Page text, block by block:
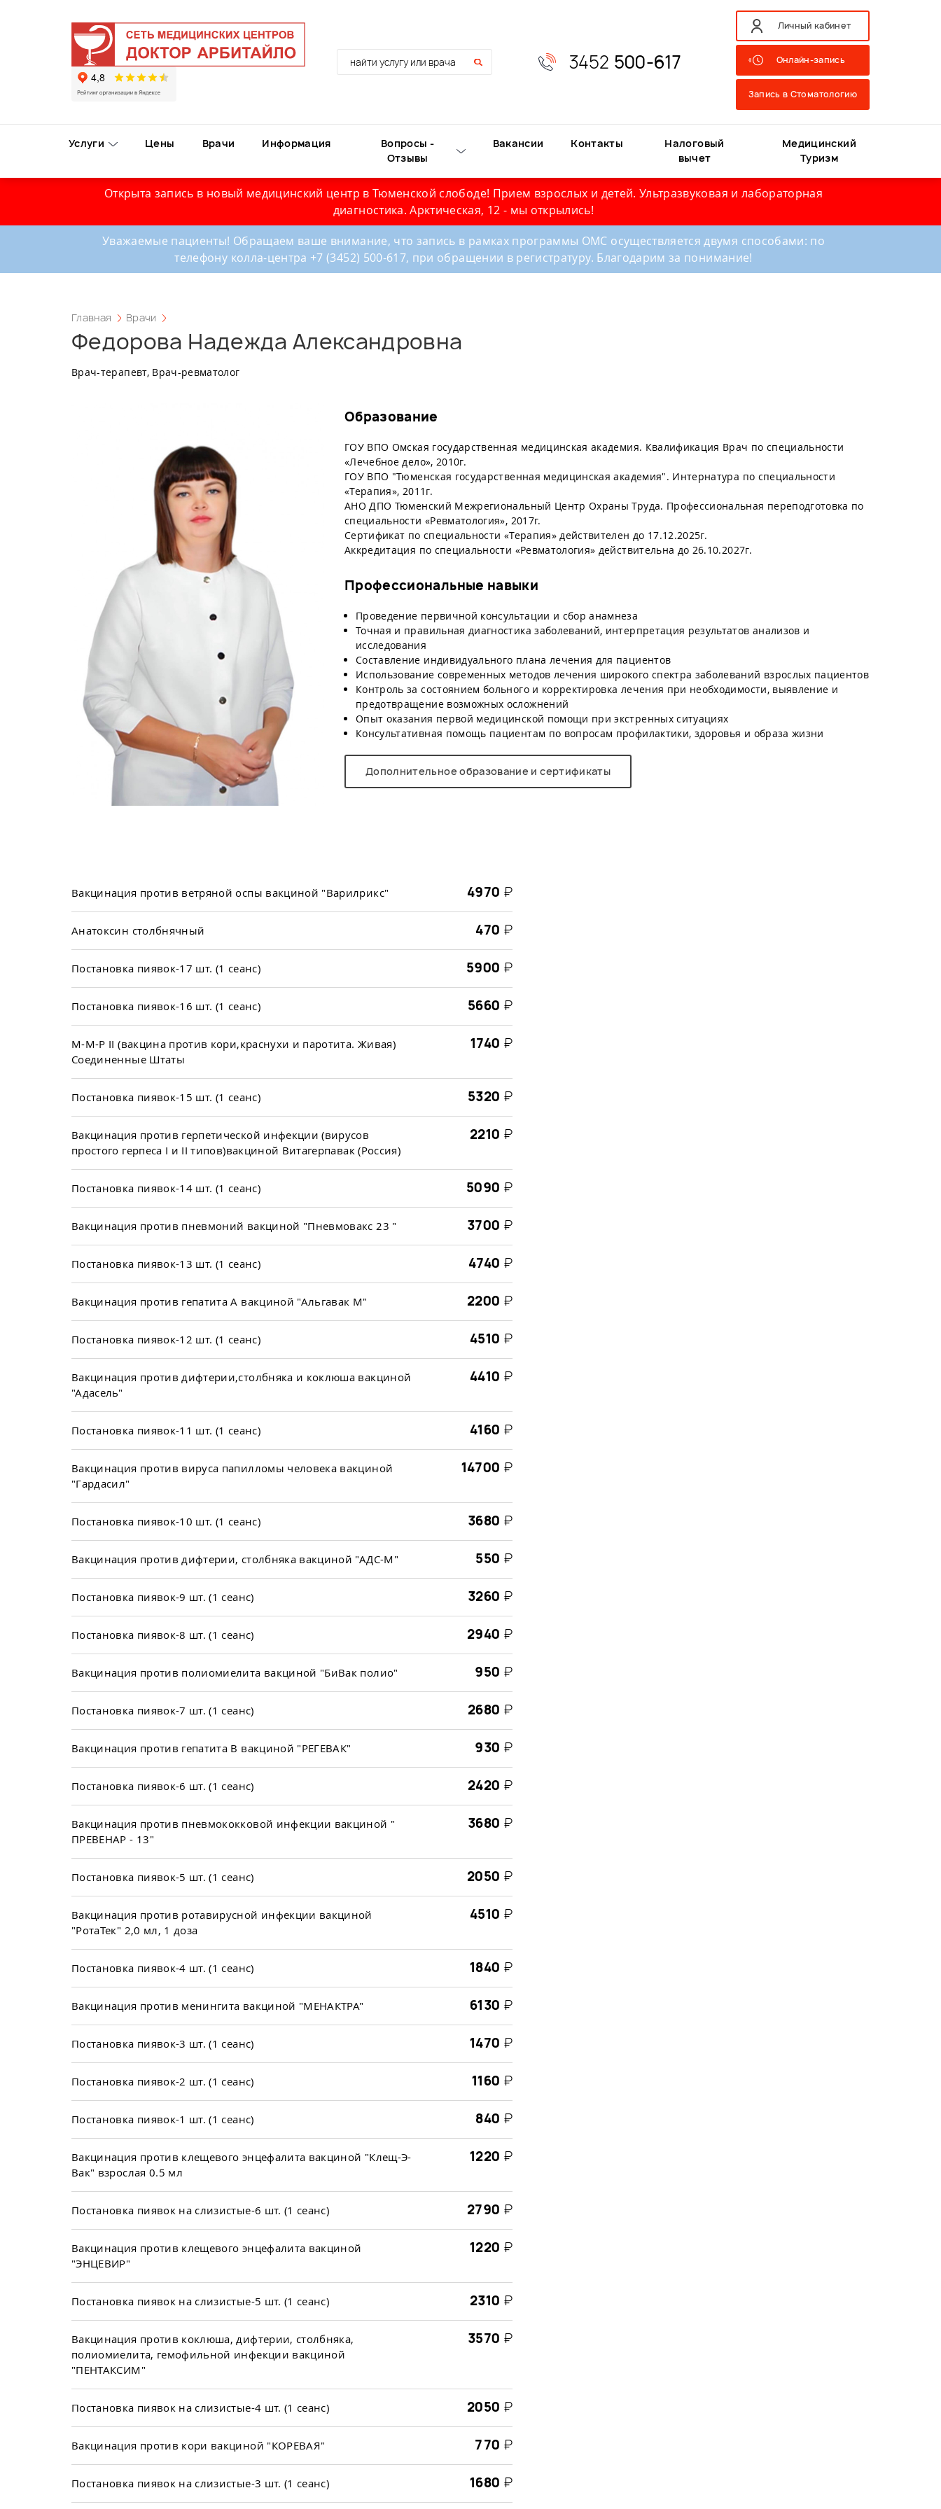
3452 500-617
Личный кабинет
Онлайн-запись
Запись в Стоматологию
Услуги Цены Врачи Информация
Вопросы -
Отзывы
Вакансии Контакты
Налоговый
вычет
Медицинский
Туризм
Открыта запись в новый медицинский центр в Тюменской слободе! Прием взрослых и детей. Ультразвуковая и лабораторная
диагностика. Арктическая, 12 - мы открылись!
Уважаемые пациенты! Обращаем ваше внимание, что запись в рамках программы ОМС осуществляется двумя способами: по
телефону колла-центра +7 (3452) 500-617, при обращении в регистратуру. Благодарим за понимание!
Главная Врачи
Федорова Надежда Александровна
Врач-терапевт, Врач-ревматолог
Образование
ГОУ ВПО Омская государственная медицинская академия. Квалификация Врач по специальности
«Лечебное дело», 2010г.
ГОУ ВПО "Тюменская государственная медицинская академия". Интернатура по специальности
«Терапия», 2011г.
АНО ДПО Тюменский Межрегиональный Центр Охраны Труда. Профессиональная переподготовка по
специальности «Ревматология», 2017г.
Сертификат по специальности «Терапия» действителен до 17.12.2025г.
Аккредитация по специальности «Ревматология» действительна до 26.10.2027г.
Профессиональные навыки
Проведение первичной консультации и сбор анамнеза
Точная и правильная диагностика заболеваний, интерпретация результатов анализов и
исследования
Составление индивидуального плана лечения для пациентов
Использование современных методов лечения широкого спектра заболеваний взрослых пациентов
Контроль за состоянием больного и корректировка лечения при необходимости, выявление и
предотвращение возможных осложнений
Опыт оказания первой медицинской помощи при экстренных ситуациях
Консультативная помощь пациентам по вопросам профилактики, здоровья и образа жизни
Дополнительное образование и сертификаты
Вакцинация против ветряной оспы вакциной "Варилрикс" 4970 ₽
Анатоксин столбнячный 470 ₽
Постановка пиявок-17 шт. (1 сеанс) 5900 ₽
Постановка пиявок-16 шт. (1 сеанс) 5660 ₽
М-М-Р II (вакцина против кори,краснухи и паротита. Живая)
Соединенные Штаты
1740 ₽
Постановка пиявок-15 шт. (1 сеанс) 5320 ₽
Вакцинация против герпетической инфекции (вирусов
простого герпеса I и II типов)вакциной Витагерпавак (Россия)
2210 ₽
Постановка пиявок-14 шт. (1 сеанс) 5090 ₽
Вакцинация против пневмоний вакциной "Пневмовакс 23 " 3700 ₽
Постановка пиявок-13 шт. (1 сеанс) 4740 ₽
Вакцинация против гепатита А вакциной "Альгавак М" 2200 ₽
Постановка пиявок-12 шт. (1 сеанс) 4510 ₽
Вакцинация против дифтерии,столбняка и коклюша вакциной
"Адасель"
4410 ₽
Постановка пиявок-11 шт. (1 сеанс) 4160 ₽
Вакцинация против вируса папилломы человека вакциной
"Гардасил"
14700 ₽
Постановка пиявок-10 шт. (1 сеанс) 3680 ₽
Вакцинация против дифтерии, столбняка вакциной "АДС-М" 550 ₽
Постановка пиявок-9 шт. (1 сеанс) 3260 ₽
Постановка пиявок-8 шт. (1 сеанс) 2940 ₽
Вакцинация против полиомиелита вакциной "БиВак полио" 950 ₽
Постановка пиявок-7 шт. (1 сеанс) 2680 ₽
Вакцинация против гепатита В вакциной "РЕГЕВАК" 930 ₽
Постановка пиявок-6 шт. (1 сеанс) 2420 ₽
Вакцинация против пневмококковой инфекции вакциной "
ПРЕВЕНАР - 13"
3680 ₽
Постановка пиявок-5 шт. (1 сеанс) 2050 ₽
Вакцинация против ротавирусной инфекции вакциной
"РотаТек" 2,0 мл, 1 доза
4510 ₽
Постановка пиявок-4 шт. (1 сеанс) 1840 ₽
Вакцинация против менингита вакциной "МЕНАКТРА" 6130 ₽
Постановка пиявок-3 шт. (1 сеанс) 1470 ₽
Постановка пиявок-2 шт. (1 сеанс) 1160 ₽
Постановка пиявок-1 шт. (1 сеанс) 840 ₽
Вакцинация против клещевого энцефалита вакциной "Клещ-Э-
Вак" взрослая 0.5 мл
1220 ₽
Постановка пиявок на слизистые-6 шт. (1 сеанс) 2790 ₽
Вакцинация против клещевого энцефалита вакциной
"ЭНЦЕВИР"
1220 ₽
Постановка пиявок на слизистые-5 шт. (1 сеанс) 2310 ₽
Вакцинация против коклюша, дифтерии, столбняка,
полиомиелита, гемофильной инфекции вакциной
"ПЕНТАКСИМ"
3570 ₽
Постановка пиявок на слизистые-4 шт. (1 сеанс) 2050 ₽
Вакцинация против кори вакциной "КОРЕВАЯ" 770 ₽
Постановка пиявок на слизистые-3 шт. (1 сеанс) 1680 ₽